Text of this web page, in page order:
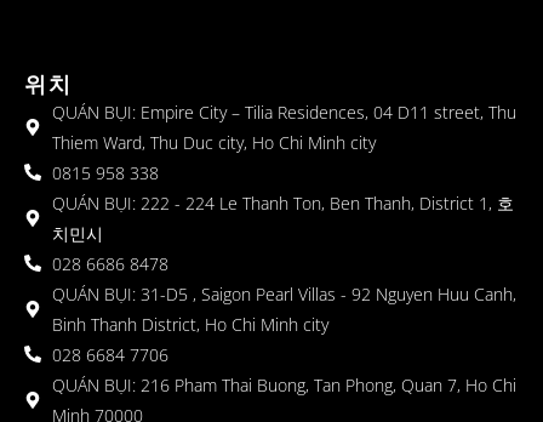
위치
QUÁN BỤI: Empire City – Tilia Residences, 04 D11 street, Thu
Thiem Ward, Thu Duc city, Ho Chi Minh city
0815 958 338
QUÁN BỤI: 222 - 224 Le Thanh Ton, Ben Thanh, District 1, 호
치민시
028 6686 8478
QUÁN BỤI: 31-D5 , Saigon Pearl Villas - 92 Nguyen Huu Canh,
Binh Thanh District, Ho Chi Minh city
028 6684 7706
QUÁN BỤI: 216 Pham Thai Buong, Tan Phong, Quan 7, Ho Chi
Minh 70000